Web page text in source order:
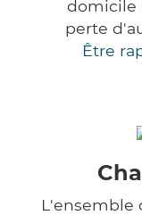
domicile
perte
Être
L'ensemble